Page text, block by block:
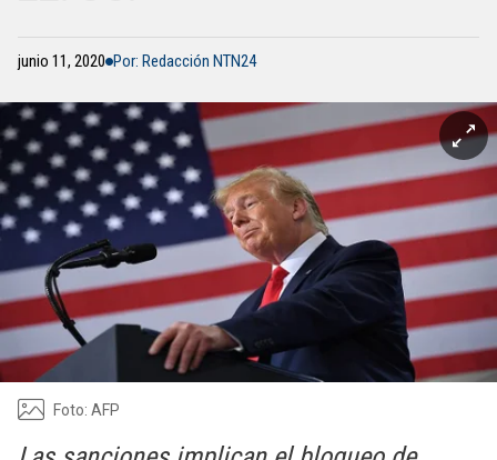
junio 11, 2020 Por: Redacción NTN24
Foto: AFP